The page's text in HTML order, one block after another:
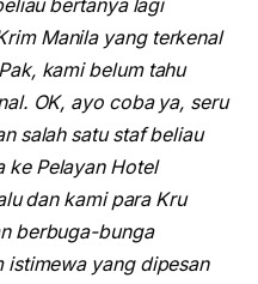
bertanya lagi
Manila yang terkenal
kami belum tahu
OK, ayo coba ya, seru
salah satu staf beliau
ke Pelayan Hotel
dan kami para Kru
berbuga-bunga
istimewa yang dipesan